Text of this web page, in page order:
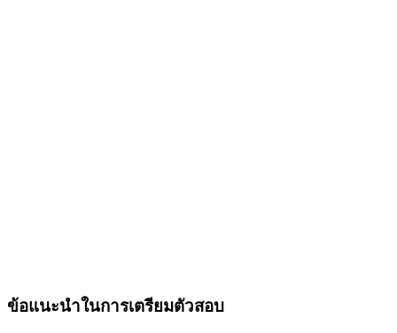
ข้อแนะนำในการเตรียมตัวสอบ